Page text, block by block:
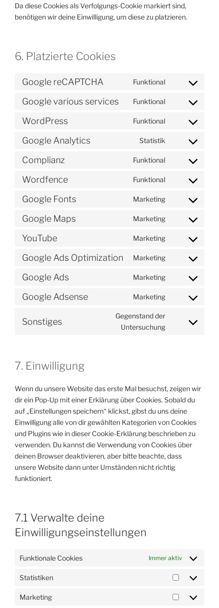
Da diese Cookies als Verfolgungs-Cookie markiert sind,
benötigen wir deine Einwilligung, um diese zu platzieren.
6. Platzierte Cookies
Google reCAPTCHA Funktional
Consent
service
google-
Google various services Funktional
Consent
service
google-
services
WordPress Funktional
Consent
service
wordpress
Google Analytics Statistik
Consent
service
google-
Complianz Funktional
Consent
service
complianz
Wordfence Funktional
Consent
service
wordfence
Google Fonts Marketing
Consent
service
google-
Google Maps Marketing
Consent
service
google-
YouTube Marketing
Consent
service
youtube
Google Ads Optimization Marketing
Consent
service
google-
Google Ads Marketing
Consent
service
Google Adsense Marketing
Consent
service
Sonstiges
Gegenstand der
Untersuchung
Consent
7. Einwilligung
Wenn du unsere Website das erste Mal besuchst, zeigen wir
dir ein Pop-Up mit einer Erklärung über Cookies. Sobald du
auf „Einstellungen speichern“ klickst, gibst du uns deine
Einwilligung alle von dir gewählten Kategorien von Cookies
und Plugins wie in dieser Cookie-Erklärung beschrieben zu
verwenden. Du kannst die Verwendung von Cookies über
deinen Browser deaktivieren, aber bitte beachte, dass
unsere Website dann unter Umständen nicht richtig
funktioniert.
7.1 Verwalte deine
Einwilligungseinstellungen
Funktionale Cookies Immer aktiv
Statistiken
Statistiken
Marketing
Marketing